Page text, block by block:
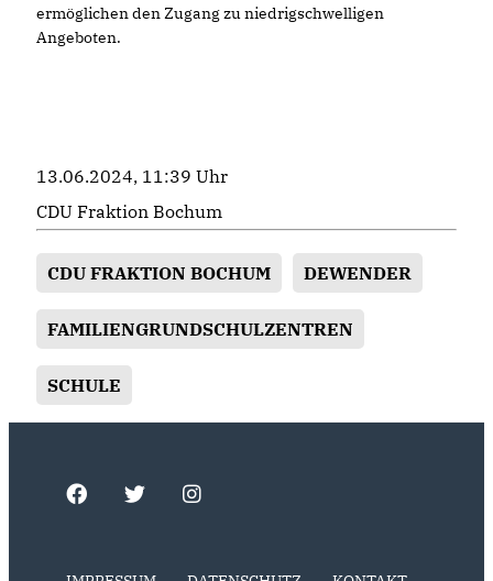
ermöglichen den Zugang zu niedrigschwelligen
Angeboten.
13.06.2024, 11:39 Uhr
CDU Fraktion Bochum
CDU FRAKTION BOCHUM DEWENDER
FAMILIENGRUNDSCHULZENTREN
SCHULE